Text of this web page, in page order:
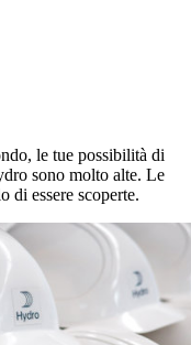
le tue possibilità di
sono molto alte. Le
di essere scoperte.